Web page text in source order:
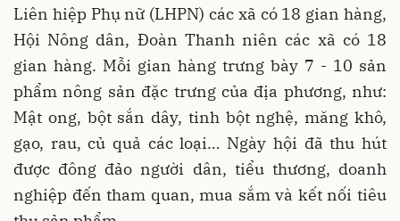
Liên hiệp Phụ nữ (LHPN) các xã có 18 gian hàng,
Hội Nông dân, Đoàn Thanh niên các xã có 18
gian hàng. Mỗi gian hàng trưng bày 7 - 10 sản
phẩm nông sản đặc trưng của địa phương, như:
Mật ong, bột sắn dây, tinh bột nghệ, măng khô,
gạo, rau, củ quả các loại… Ngày hội đã thu hút
được đông đảo người dân, tiểu thương, doanh
nghiệp đến tham quan, mua sắm và kết nối tiêu